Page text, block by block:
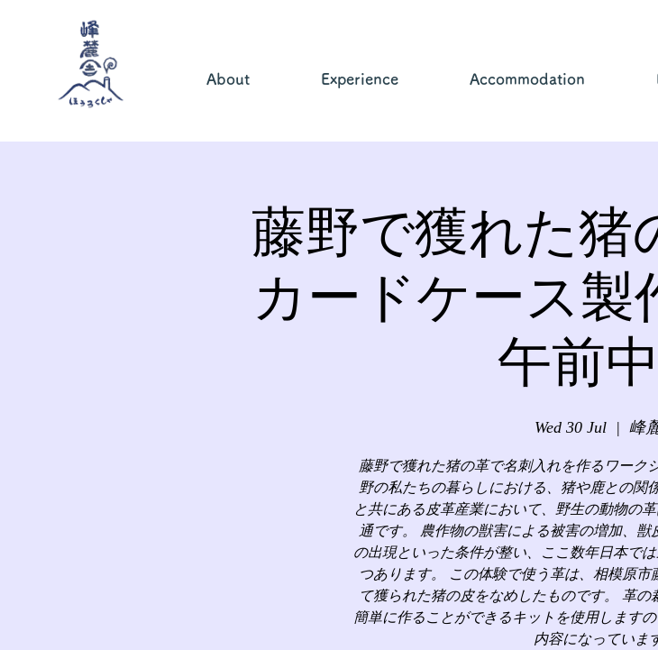
About Experience Accommodation
藤野で獲れた猪
カードケース製
午前中
Wed 30 Jul
  |
峰
藤野で獲れた猪の革で名刺入れを作るワーク
野の私たちの暮らしにおける、猪や鹿との関
と共にある皮革産業において、野生の動物の
通です。 農作物の獣害による被害の増加、
の出現といった条件が整い、ここ数年日本で
つあります。 この体験で使う革は、相模原
て獲られた猪の皮をなめしたものです。 革の
簡単に作ることができるキットを使用します
内容になっていま